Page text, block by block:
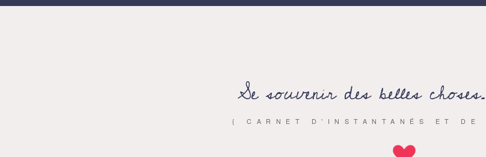
Se souvenir des belles choses.
{ CARNET D’INSTANTANÉS ET DE